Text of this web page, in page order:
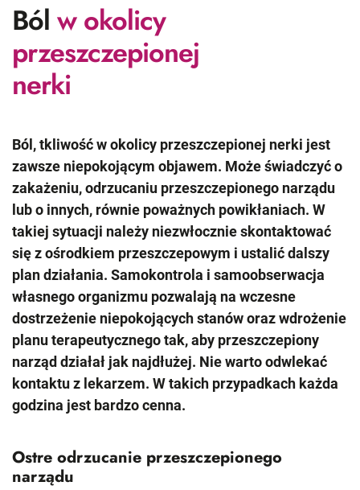
Ból w okolicy
przeszczepionej
nerki
Ból, tkliwość w okolicy przeszczepionej nerki jest
zawsze niepokojącym objawem. Może świadczyć o
zakażeniu, odrzucaniu przeszczepionego narządu
lub o innych, równie poważnych powikłaniach. W
takiej sytuacji należy niezwłocznie skontaktować
się z ośrodkiem przeszczepowym i ustalić dalszy
plan działania. Samokontrola i samoobserwacja
własnego organizmu pozwalają na wczesne
dostrzeżenie niepokojących stanów oraz wdrożenie
planu terapeutycznego tak, aby przeszczepiony
narząd działał jak najdłużej. Nie warto odwlekać
kontaktu z lekarzem. W takich przypadkach każda
godzina jest bardzo cenna.
Ostre odrzucanie przeszczepionego
narządu